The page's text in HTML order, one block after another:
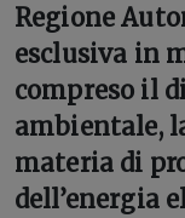
Regione
esclusiva in
compreso il
ambientale,
materia di
dell’energia